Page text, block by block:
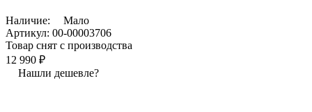
Наличие:
Мало
Артикул: 00-00003706
Товар снят с производства
12 990 ₽
Нашли дешевле?